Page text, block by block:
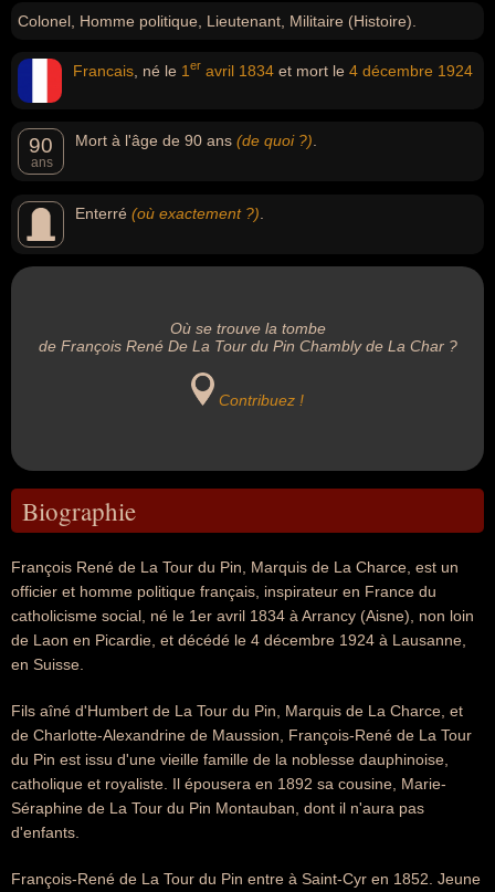
Colonel, Homme politique, Lieutenant, Militaire (Histoire).
Francais , né le 1 er avril 1834 et mort le 4 décembre 1924
90
ans
Mort à l'âge de 90 ans (de quoi ?)
Enterré (où exactement ?)
Où se trouve la tombe
de François René De La Tour du Pin Chambly de La Char ?
Contribuez !
Biographie
François René de La Tour du Pin, Marquis de La Charce, est un
officier et homme politique français, inspirateur en France du
catholicisme social, né le 1er avril 1834 à Arrancy (Aisne), non loin
de Laon en Picardie, et décédé le 4 décembre 1924 à Lausanne,
en Suisse.
Fils aîné d'Humbert de La Tour du Pin, Marquis de La Charce, et
de Charlotte-Alexandrine de Maussion, François-René de La Tour
du Pin est issu d'une vieille famille de la noblesse dauphinoise,
catholique et royaliste. Il épousera en 1892 sa cousine, Marie-
Séraphine de La Tour du Pin Montauban, dont il n'aura pas
d'enfants.
François-René de La Tour du Pin entre à Saint-Cyr en 1852. Jeune